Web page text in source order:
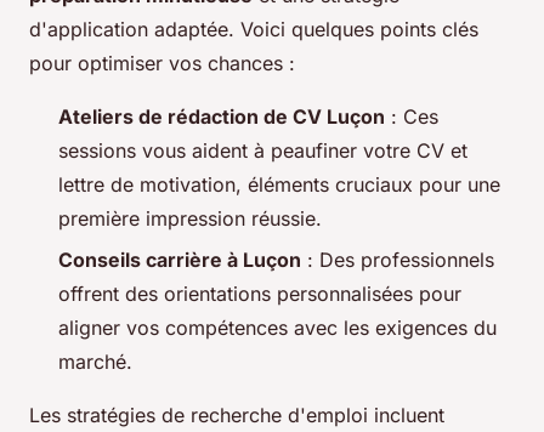
d'application adaptée. Voici quelques points clés
pour optimiser vos chances :
Ateliers de rédaction de CV Luçon : Ces
sessions vous aident à peaufiner votre CV et
lettre de motivation, éléments cruciaux pour une
première impression réussie.
Conseils carrière à Luçon : Des professionnels
offrent des orientations personnalisées pour
aligner vos compétences avec les exigences du
marché.
Les stratégies de recherche d'emploi incluent